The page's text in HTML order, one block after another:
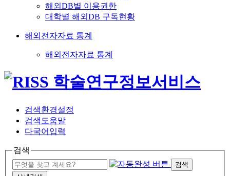
해외DB별 이용권한
대학별 해외DB 구독현황
해외전자자료 통계
해외전자자료 통계
검색환경설정
검색도움말
다국어입력
검색
검색